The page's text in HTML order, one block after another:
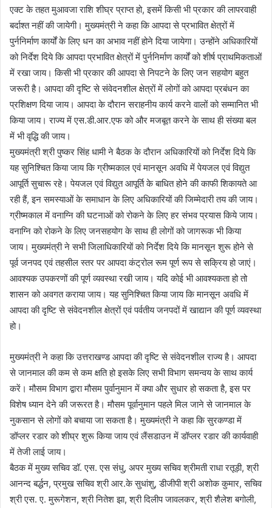
एक्ट के तहत मुआवजा राशि शीघ्र प्राप्त हो, इसमें किसी भी प्रकार की लापरवाही
बर्दाश्त नहीं की जायेगी। मुख्यमंत्री ने कहा कि आपदा से प्रभावित क्षेत्रों में
पुर्ननिर्माण कार्यों के लिए धन का अभाव नहीं होने दिया जायेगा। उन्होंने अधिकारियों
को निर्देश दिये कि आपदा प्रभावित क्षेत्रों में पुर्ननिर्माण कार्यों को शीर्ष प्राथमिकताओं
में रखा जाय। किसी भी प्रकार की आपदा से निपटने के लिए जन सहयोग बहुत
जरूरी है। आपदा की दृष्टि से संवेदनशील क्षेत्रों में लोगों को आपदा प्रबंधन का
प्रशिक्षण दिया जाय। आपदा के दौरान सराहनीय कार्य करने वालों को सम्मानित भी
किया जाय। राज्य में एस.डी.आर.एफ को और मजबूत करने के साथ ही संख्या बल
में भी वृद्धि की जाय।
मुख्यमंत्री श्री पुष्कर सिंह धामी ने बैठक के दौरान अधिकारियों को निर्देश दिये कि
यह सुनिश्चित किया जाय कि ग्रीष्मकाल एवं मानसून अवधि में पेयजल एवं विद्युत
आपूर्ति सुचारू रहे। पेयजल एवं विद्युत आपूर्ति के बाधित होने की काफी शिकायते आ
रही हैं, इन समस्याओं के समाधान के लिए अधिकारियों की जिम्मेदारी तय की जाय।
ग्रीष्मकाल में वनाग्नि की घटनाओं को रोकने के लिए हर संभव प्रयास किये जाय।
वनाग्नि को रोकने के लिए जनसहयोग के साथ ही लोगों को जागरूक भी किया
जाय। मुख्यमंत्री ने सभी जिलाधिकारियों को निर्देश दिये कि मानसून शुरू होने से
पूर्व जनपद एवं तहसील स्तर पर आपदा कंट्रोल रूम पूर्ण रूप से सक्रिय हो जाएं।
आवश्यक उपकरणों की पूर्ण व्यवस्था रखी जाय। यदि कोई भी आवश्यकता हो तो
शासन को अवगत कराया जाय। यह सुनिश्चित किया जाय कि मानसून अवधि में
आपदा की दृष्टि से संवेदनशील क्षेत्रों एवं पर्वतीय जनपदों में खाद्यान की पूर्ण व्यवस्था
हो।
मुख्यमंत्री ने कहा कि उत्तराखण्ड आपदा की दृष्टि से संवेदनशील राज्य है। आपदा
से जानमाल की कम से कम क्षति हो इसके लिए सभी विभाग समन्वय के साथ कार्य
करें। मौसम विभाग द्वारा मौसम पुर्वानुमान में क्या और सुधार हो सकता है, इस पर
विशेष ध्यान देने की जरूरत है। मौसम पूर्वानुमान पहले मिल जाने से जानमाल के
नुकसान से लोगों को बचाया जा सकता है। मुख्यमंत्री ने कहा कि सुरकण्डा में
डॉप्लर रडार को शीघ्र शुरू किया जाय एवं लैंसडाउन में डॉप्लर रडार की कार्यवाही
में तेजी लाई जाय।
बैठक में मुख्य सचिव डॉ. एस. एस संधु, अपर मुख्य सचिव श्रीमती राधा रतूड़ी, श्री
आनन्द बर्द्धन, प्रमुख सचिव श्री आर.के सुधांशु, डीजीपी श्री अशोक कुमार, सचिव
श्री एस. ए. मुरूगेशन, श्री नितेश झा, श्री दिलीप जावलकर, श्री शैलेश बगोली,